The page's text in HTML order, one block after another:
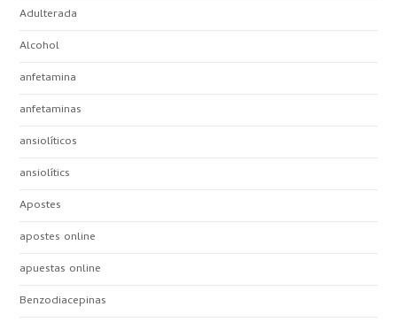
Adulterada
Alcohol
anfetamina
anfetaminas
ansiolíticos
ansiolítics
Apostes
apostes online
apuestas online
Benzodiacepinas